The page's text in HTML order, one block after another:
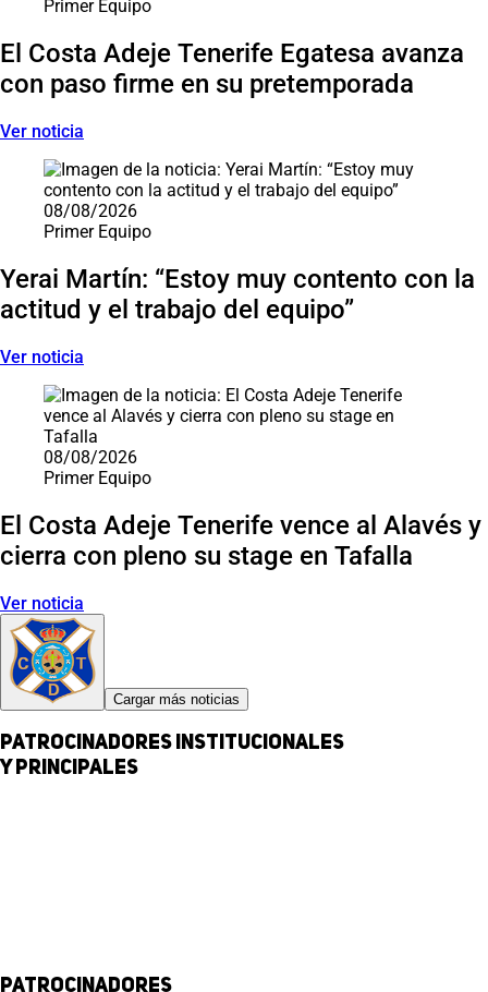
Primer Equipo
El Costa Adeje Tenerife Egatesa avanza
con paso firme en su pretemporada
Ver noticia
08/08/2026
Primer Equipo
Yerai Martín: “Estoy muy contento con la
actitud y el trabajo del equipo”
Ver noticia
08/08/2026
Primer Equipo
El Costa Adeje Tenerife vence al Alavés y
cierra con pleno su stage en Tafalla
Ver noticia
Cargar más noticias
Patrocinadores institucionales
y principales
Patrocinadores